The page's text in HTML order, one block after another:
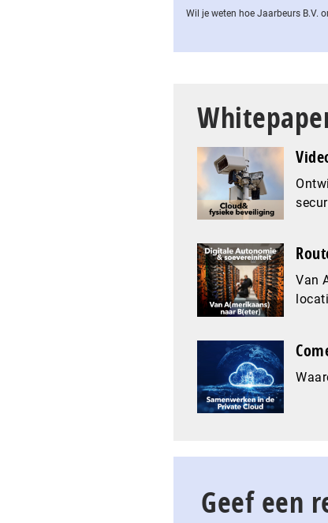
Wil je weten hoe Jaarbeurs B.V.
Van
Geef een